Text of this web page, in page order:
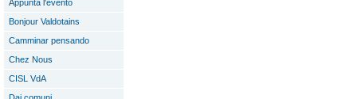
Appunta l'evento
Bonjour Valdotains
Camminar pensando
Chez Nous
CISL VdA